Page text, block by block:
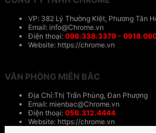
VP: 382 Lý Thường KIệt, Phương Tân
Email: info@Chrome.vn
Điện thoại: 098.338.3379 -
Website: https://chrome.vn
VĂN PHÒNG MIÊN BẮC
Địa Chỉ:Thị Trấn Phùng, Đan Phượng
Email: mienbac@Chrome.vn
Điện thoại: 056.312.4444
Website: https://chrome.vn